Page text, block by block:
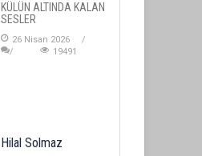
KÜLÜN ALTINDA KALAN
SESLER
26 Nisan 2026
19491
Hilal Solmaz